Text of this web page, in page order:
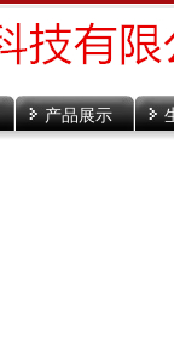
产品展示